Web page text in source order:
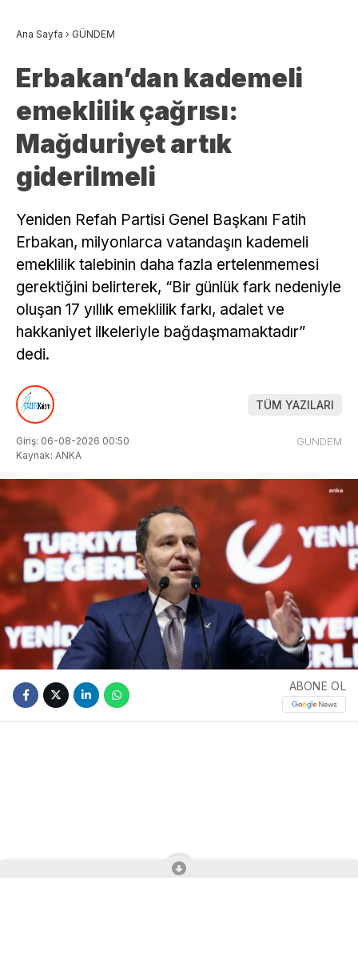
Ana Sayfa › GÜNDEM
Erbakan’dan kademeli
emeklilik çağrısı:
Mağduriyet artık
giderilmeli
Yeniden Refah Partisi Genel Başkanı Fatih
Erbakan, milyonlarca vatandaşın kademeli
emeklilik talebinin daha fazla ertelenmemesi
gerektiğini belirterek, “Bir günlük fark nedeniyle
oluşan 17 yıllık emeklilik farkı, adalet ve
hakkaniyet ilkeleriyle bağdaşmamaktadır”
dedi.
TÜM YAZILARI
Giriş: 06-08-2026 00:50
Kaynak: ANKA
GÜNDEM
ABONE OL